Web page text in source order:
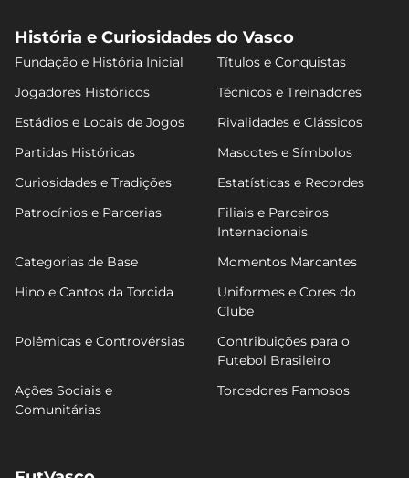
História e Curiosidades do Vasco
Fundação e História Inicial
Títulos e Conquistas
Jogadores Históricos
Técnicos e Treinadores
Estádios e Locais de Jogos
Rivalidades e Clássicos
Partidas Históricas
Mascotes e Símbolos
Curiosidades e Tradições
Estatísticas e Recordes
Patrocínios e Parcerias
Filiais e Parceiros
Internacionais
Categorias de Base
Momentos Marcantes
Hino e Cantos da Torcida
Uniformes e Cores do
Clube
Polêmicas e Controvérsias
Contribuições para o
Futebol Brasileiro
Ações Sociais e
Comunitárias
Torcedores Famosos